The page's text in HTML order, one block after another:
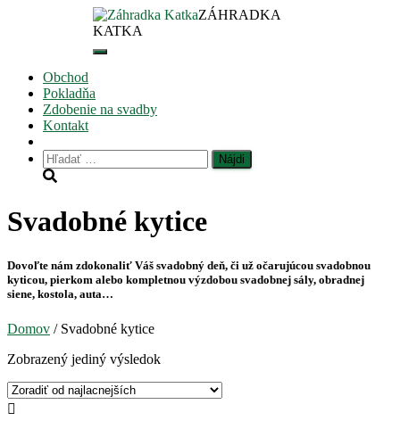
ZÁHRADKA
KATKA
Toggle
Obchod
Pokladňa
Zdobenie na svadby
Kontakt
Hľadať:
Svadobné kytice
Dovoľte nám zdokonaliť Váš svadobný deň, či už očarujúcou svadobnou
kyticou, pierkom alebo kompletnou výzdobou svadobnej sály, obradnej
siene, kostola, auta…
Domov / Svadobné kytice
Zobrazený jediný výsledok